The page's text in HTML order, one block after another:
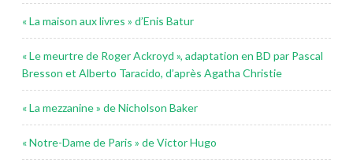
« La maison aux livres » d’Enis Batur
« Le meurtre de Roger Ackroyd », adaptation en BD par Pascal
Bresson et Alberto Taracido, d’après Agatha Christie
« La mezzanine » de Nicholson Baker
« Notre-Dame de Paris » de Victor Hugo